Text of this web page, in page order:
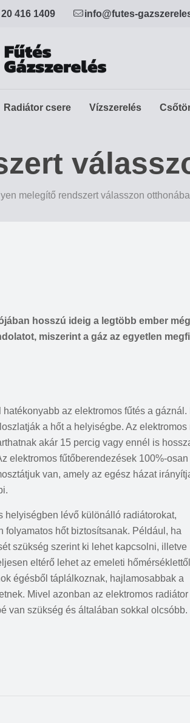
416 1409 info@futes-
Radiátor csere Vízszerelés
melegítő rendszert válasszon
hosszú ideig a legtöbb ember
miszerint a gáz az egyetlen
az elektromos fűtés a
a hőt a helyiségbe. Az
akár 15 percig vagy ennél is
fűtőberendezések 100%-
van, amely az egész házat
helyiségben lévő különálló radiátorokat,
folyamatos hőt biztosítsanak. Például, ha
szükség szerint ki lehet kapcsolni, illetve
eltérő lehet az emeleti hőmérséklettől
égésből táplálkoznak, hajlamosabbak a
Mivel azonban az elektromos radiátor
van szükség és általában sokkal olcsóbb.